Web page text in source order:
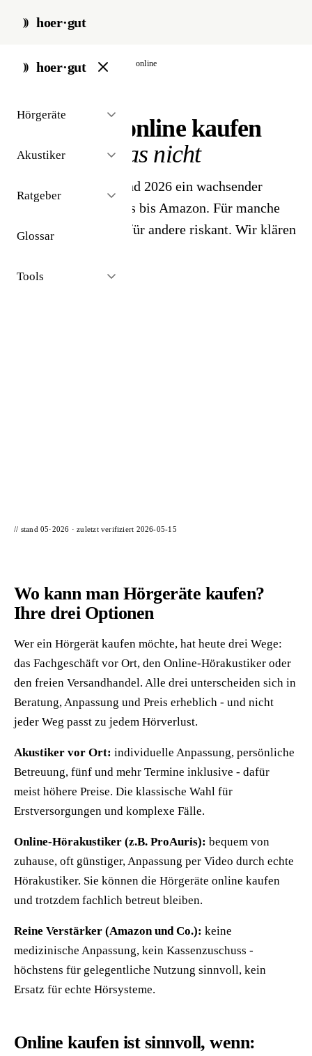
hoer·gut
hoer·gut
Hörgeräte
Akustiker
Ratgeber
Glossar
Tools
start / hörgeräte kaufen online
Hörgeräte online kaufen
Was geht, was nicht
Online-Hörgeräte sind 2026 ein wachsender
Markt - von ProAuris bis Amazon. Für manche
Anwender sinnvoll, für andere riskant. Wir klären
// stand 05·2026 · zuletzt verifiziert 2026-05-15
Wo kann man Hörgeräte kaufen?
Ihre drei Optionen
Wer ein Hörgerät kaufen möchte, hat heute drei Wege:
das Fachgeschäft vor Ort, den Online-Hörakustiker oder
den freien Versandhandel. Alle drei unterscheiden sich in
Beratung, Anpassung und Preis erheblich - und nicht
jeder Weg passt zu jedem Hörverlust.
Akustiker vor Ort: individuelle Anpassung, persönliche
Betreuung, fünf und mehr Termine inklusive - dafür
meist höhere Preise. Die klassische Wahl für
Erstversorgungen und komplexe Fälle.
Online-Hörakustiker (z.B. ProAuris): bequem von
zuhause, oft günstiger, Anpassung per Video durch echte
Hörakustiker. Sie können die Hörgeräte online kaufen
und trotzdem fachlich betreut bleiben.
Reine Verstärker (Amazon und Co.): keine
medizinische Anpassung, kein Kassenzuschuss -
höchstens für gelegentliche Nutzung sinnvoll, kein
Ersatz für echte Hörsysteme.
Online kaufen ist sinnvoll, wenn: